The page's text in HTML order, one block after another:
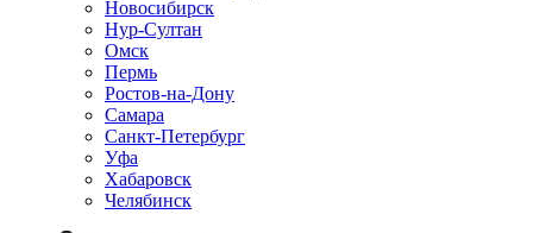
Новосибирск
Нур-Султан
Омск
Пермь
Ростов-на-Дону
Самара
Санкт-Петербург
Уфа
Хабаровск
Челябинск